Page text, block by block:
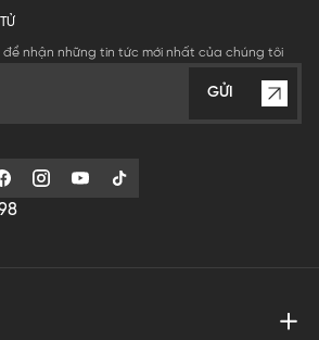
nhận những tin tức mới nhất của chúng tôi
GỬI